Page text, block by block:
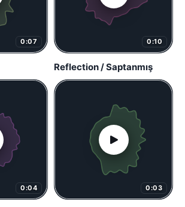
0:07 0:10
Reflection / Saptanmış
0:04 0:03